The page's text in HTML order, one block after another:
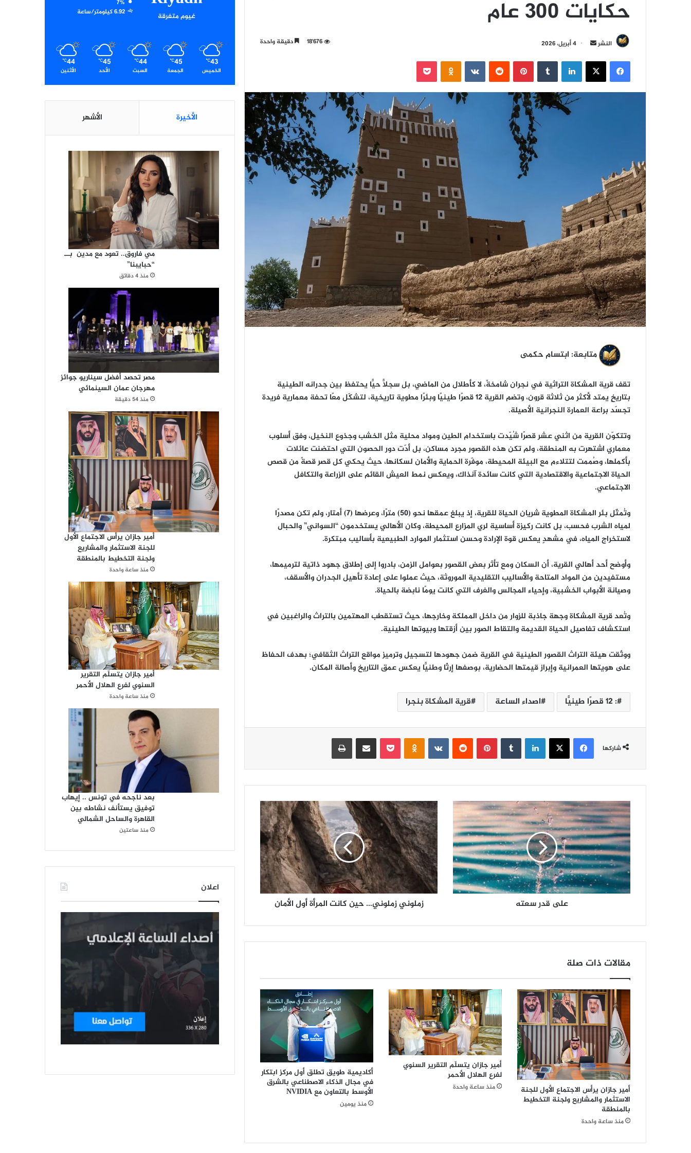
حكايات 300 عام
النشر
ل
ب
ر
و
ن
ي
ا
4 أبريل، 2026 18٬676 دقيقة واحدة
فيسبوك ‫X لينكدإن بينتيريست
متابعة: ابتسام حكمى
تقف قرية المشكاة التراثية في نجران شامخةً، لا كأطلال من الماضي، بل سجلًّا حيًّا يحتفظ بين جدرانه الطينية
بتاريخٍ يمتد لأكثر من ثلاثة قرون، وتضم القرية 12 قصرًا طينيًا وبئرًا مطوية تاريخية، لتشكّل معًا تحفة معمارية فريدة
تجسّد براعة العمارة النجرانية الأصيلة.
وتتكوّن القرية من اثني عشر قصرًا شُيّدت باستخدام الطين ومواد محلية مثل الخشب وجذوع النخيل، وفق أسلوب
معماري اشتهرت به المنطقة، ولم تكن هذه القصور مجرد مساكن، بل أدّت دور الحصون التي احتضنت عائلات
بأكملها، وصُممت لتتلاءم مع البيئة المحيطة، موفّرة الحماية والأمان لسكانها، حيث يحكي كل قصر قصةً من قصص
الحياة الاجتماعية والاقتصادية التي كانت سائدة آنذاك، ويعكس نمط العيش القائم على الزراعة والتكافل
الاجتماعي.
وتُمثّل بئر المشكاة المطوية شريان الحياة للقرية، إذ يبلغ عمقها نحو (50) مترًا، وعرضها (7) أمتار، ولم تكن مصدرًا
لمياه الشرب فحسب، بل كانت ركيزة أساسية لري المزارع المحيطة، وكان الأهالي يستخدمون “السواني” والحبال
لاستخراج المياه، في مشهدٍ يعكس قوة الإرادة وحسن استثمار الموارد الطبيعية بأساليب مبتكرة.
وأوضح أحد أهالي القرية، أن السكان ومع تأثر بعض القصور بعوامل الزمن، بادروا إلى إطلاق جهود ذاتية لترميمها،
مستفيدين من المواد المتاحة والأساليب التقليدية الموروثة، حيث عملوا على إعادة تأهيل الجدران والأسقف،
وصيانة الأبواب الخشبية، وإحياء المجالس والغرف التي كانت يومًا نابضة بالحياة.
وتُعد قرية المشكاة وجهة جاذبة للزوار من داخل المملكة وخارجها، حيث تستقطب المهتمين بالتراث والراغبين في
استكشاف تفاصيل الحياة القديمة والتقاط الصور بين أزقتها وبيوتها الطينية.
ووثّقت هيئة التراث القصور الطينية في القرية ضمن جهودها لتسجيل وترميز مواقع التراث الثقافي؛ بهدف الحفاظ
على هويتها العمرانية وإبراز قيمتها الحضارية، بوصفها إرثًا وطنيًّا يعكس عمق التاريخ وأصالة المكان.
: 12 قصرًا طينيًّا اصداء الساعة قرية المشكاة بنجرا
شاركها
فيسبوك ‫X لينكدإن بينتيريست مشاركة عبر البريد
ع
ل
ى
ق
د
ر
س
ع
ت
على قدر سعته
ز
م
ل
و
ن
ي
ز
م
ل
ي
ك
ا
ن
ت
ا
ل
م
ر
أ
أ
زملوني زملوني… حين كانت المرأة أول الأمان
مقالات ذات صلة
أمير جازان يرأس الاجتماع الأول للجنة
الاستثمار والمشاريع ولجنة التخطيط
بالمنطقة
منذ ساعة واحدة
أمير جازان يتسلّم التقرير السنوي
لفرع الهلال الأحمر
منذ ساعة واحدة
أكاديمية طويق تطلق أول مركز ابتكار
في مجال الذكاء الاصطناعي بالشرق
الأوسط بالتعاون مع NVIDIA
منذ يومين
غيوم متفرقة
7%
6.92 كيلومتر/ساعة
43
℃
الخميس
45
℃
الجمعة
44
℃
السبت
45
℃
الأحد
44
℃
الأثنين
الأخيرة الأشهر
مي فاروق.. تعود مع مدين بــ
“حبايبنا”
منذ 4 دقائق
مصر تحصد أفضل سيناريو جوائز
مهرجان عمان السينمائي
منذ 54 دقيقة
أمير جازان يرأس الاجتماع الأول
للجنة الاستثمار والمشاريع
ولجنة التخطيط بالمنطقة
منذ ساعة واحدة
أمير جازان يتسلّم التقرير
السنوي لفرع الهلال الأحمر
منذ ساعة واحدة
بعد ناجحه في تونس .. إيهاب
توفيق يستأنف نشاطه بين
القاهرة والساحل الشمالي
منذ ساعتين
اعلان